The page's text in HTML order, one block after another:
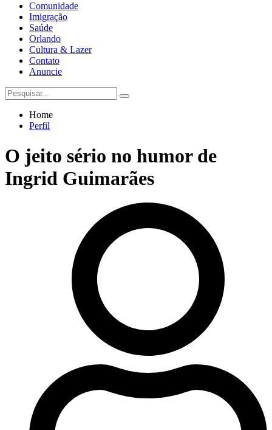
Comunidade
Imigração
Saúde
Orlando
Cultura & Lazer
Contato
Anuncie
Home
Perfil
O jeito sério no humor de
Ingrid Guimarães